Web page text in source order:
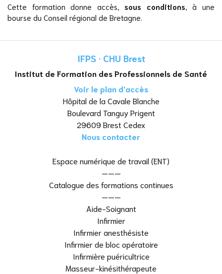
Cette formation donne accès,sous conditions, à une
bourse du Conseil régional de Bretagne.
IFPS · CHU Brest
Institut de Formation des Professionnels de Santé
Voir le plan d'accès
Hôpital de la Cavale Blanche
Boulevard Tanguy Prigent
29609 Brest Cedex
Nous contacter
Espace numérique de travail (ENT)
———
Catalogue des formations continues
———
Aide-Soignant
Infirmier
Infirmier anesthésiste
Infirmier de bloc opératoire
Infirmière puéricultrice
Masseur-kinésithérapeute